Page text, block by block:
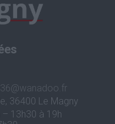
36400 Le Magny
– 13h30 à 19h